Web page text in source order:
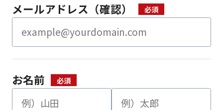
メールアドレス（確認）
お名前